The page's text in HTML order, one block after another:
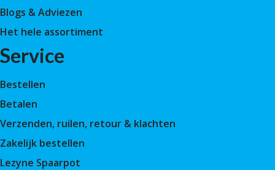
Blogs & Adviezen
Het hele assortiment
Service
Bestellen
Betalen
Verzenden, ruilen, retour & klachten
Zakelijk bestellen
Lezyne Spaarpot